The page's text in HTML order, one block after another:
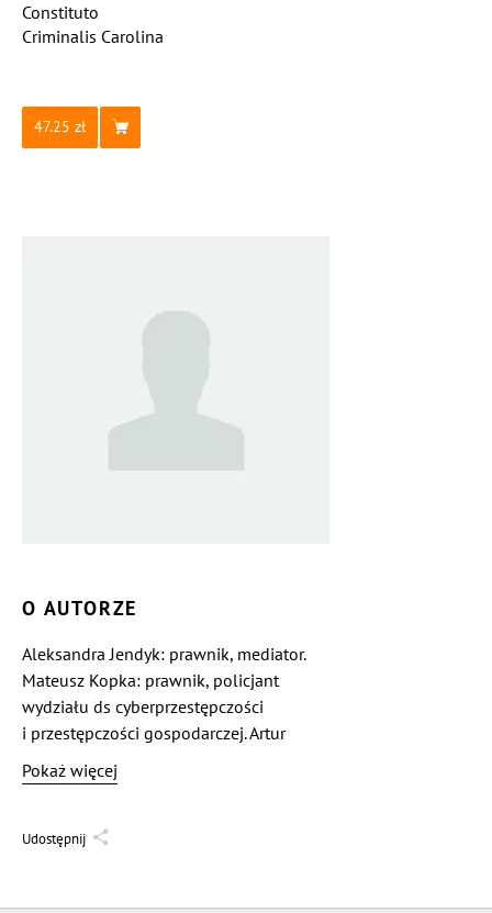
Constituto
Criminalis Carolina
47.25
O AUTORZE
Aleksandra Jendyk: prawnik, mediator.
Mateusz Kopka: prawnik, policjant
wydziału ds cyberprzestępczości
i przestępczości gospodarczej. Artur
Kopka: prawnik, politolog, nauczyciel
w szkole policji. Doktorant prawa. Łukasz
magister obojga praw, mediator stały,
Pokaż więcej
Udostępnij